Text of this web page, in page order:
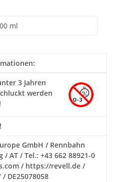
ml
3 Jahren
werden
GmbH / Rennbahn
/ AT / Tel.: +43 662 88921-0
/ https://revell.de /
/ DE25078058